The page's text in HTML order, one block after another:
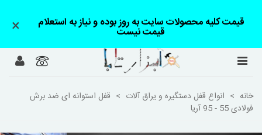
قیمت کلیه محصولات سایت به روز بوده و نیاز به استعلام
قیمت نیست ×
خانه > انواع قفل دستگیره و یراق آلات > قفل استوانه ای ضد برش
فولادی 55 - 95 آریا